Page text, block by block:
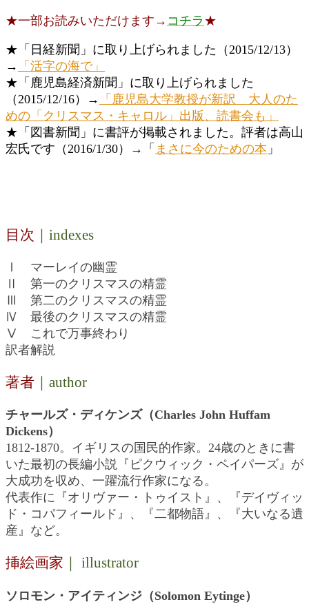
★一部お読みいただけます→ コチラ ★
★「日経新聞」に取り上げられました（2015/12/13）
→
「活字の海で」
★「鹿児島経済新聞」に取り上げられました
（2015/12/16）→
「鹿児島大学教授が新訳 大人のた
めの「クリスマス・キャロル」出版、読書会も」
★「図書新聞」に書評が掲載されました。評者は高山
宏氏です（2016/1/30）→「 まさに今のための本 」
目次 ｜indexes
Ⅰ マーレイの幽霊
Ⅱ 第一のクリスマスの精霊
Ⅲ 第二のクリスマスの精霊
Ⅳ 最後のクリスマスの精霊
Ⅴ これで万事終わり
訳者解説
著者 ｜author
チャールズ・ディケンズ（Charles John Huffam
Dickens）
1812-1870。イギリスの国民的作家。24歳のときに書
いた最初の長編小説『ピクウィック・ペイパーズ』が
大成功を収め、一躍流行作家になる。
代表作に『オリヴァー・トゥイスト』、『デイヴィッ
ド・コパフィールド』、『二都物語』、『大いなる遺
産』など。
挿絵画家 ｜ illustrator
ソロモン・アイティンジ（Solomon Eytinge）